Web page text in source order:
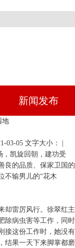
新闻发布
地
03-05 文字大小： |
，凯旋回朝，建功受
良的品质、保家卫国的
不输男儿的“花木
雷厉风行。徐翠红主
除病虫害等工作，同时
接这份工作时，她没有
结果一天下来脚掌都磨